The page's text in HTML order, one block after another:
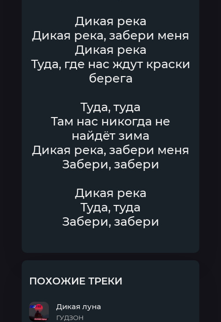
Дикая река
Дикая река, забери меня
Дикая река
Туда, где нас ждут краски
берега
Туда, туда
Там нас никогда не
найдёт зима
Дикая река, забери меня
Забери, забери
Дикая река
Туда, туда
Забери, забери
ПОХОЖИЕ ТРЕКИ
Дикая луна
ГУДЗОН